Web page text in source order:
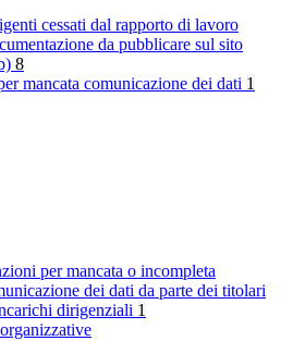
cessati dal rapporto di lavoro
da pubblicare sul sito
8
mancata comunicazione dei dati 1
per mancata o incompleta
dei dati da parte dei titolari
dirigenziali 1